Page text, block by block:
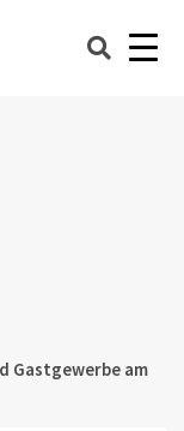
Gastgewerbe am